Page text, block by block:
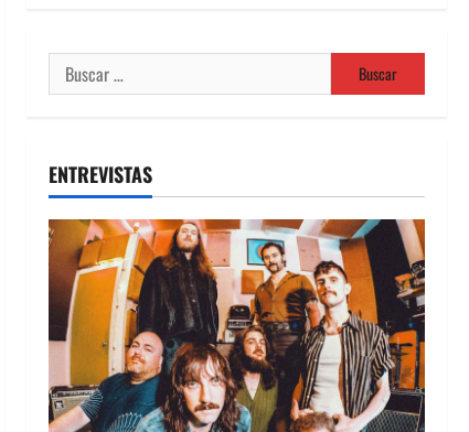
Buscar:
ENTREVISTAS